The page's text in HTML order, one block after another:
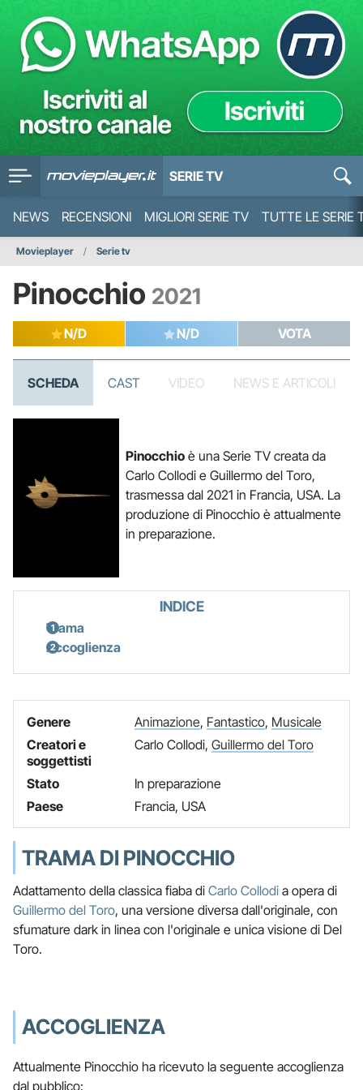
SERIE TV
NEWS RECENSIONI MIGLIORI SERIE TV TUTTE LE SERIE
Movieplayer Serie tv
Pinocchio 2021
N/D N/D VOTA
SCHEDA CAST VIDEO NEWS E ARTICOLI
Pinocchioè una Serie TV creata da
Carlo Collodi e Guillermo del Toro,
trasmessa dal 2021 in Francia, USA. La
produzione di Pinocchio è attualmente
in preparazione.
INDICE
Trama
Accoglienza
Genere Animazione, Fantastico, Musicale
Creatori e
soggettisti
Carlo Collodi, Guillermo del Toro
Stato
In preparazione
Paese
Francia, USA
TRAMA DI PINOCCHIO
Adattamento della classica fiaba di Carlo Collodi a opera di
Guillermo del Toro, una versione diversa dall'originale, con
sfumature dark in linea con l'originale e unica visione di Del
Toro.
ACCOGLIENZA
Attualmente Pinocchio ha ricevuto la seguente accoglienza
dal pubblico: